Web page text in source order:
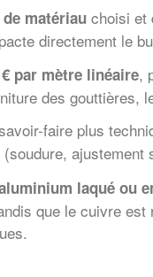
matériau choisi et
directement le
par mètre linéaire,
des
faire plus
laqué ou
que le cuivre